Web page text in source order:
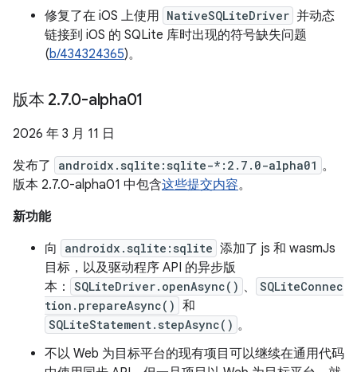
修复了在 iOS 上使用 NativeSQLiteDriver 并动态
链接到 iOS 的 SQLite 库时出现的符号缺失问题
(b/434324365)。
版本 2.7.0-alpha01
2026 年 3 月 11 日
发布了
androidx.sqlite:sqlite-*:2.7.0-alpha01 。
版本 2.7.0-alpha01 中包含这些提交内容。
新功能
向
androidx.sqlite:sqlite 添加了 js 和 wasmJs
目标，以及驱动程序 API 的异步版
本：
SQLiteDriver.openAsync() 、
SQLiteConnec
tion.prepareAsync() 和
SQLiteStatement.stepAsync() 。
不以 Web 为目标平台的现有项目可以继续在通用代码